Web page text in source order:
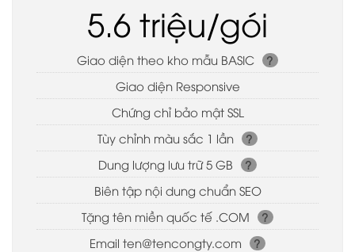
5.6 triệu/gói
Giao diện theo kho mẫu BASIC ?
Giao diện Responsive
Chứng chỉ bảo mật SSL
Tùy chỉnh màu sắc 1 lần
?
Dung lượng lưu trữ 5 GB ?
Biên tập nội dung chuẩn SEO
Tặng tên miền quốc tế .COM
?
Emailten@tencongty.com ?